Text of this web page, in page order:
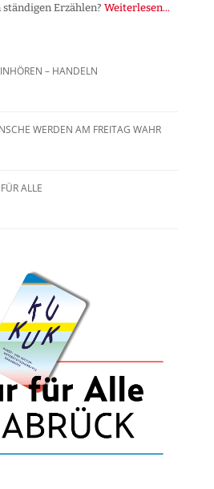
Erzählen? Weiterlesen...
– HANDELN
WERDEN AM FREITAG WAHR
ALLE